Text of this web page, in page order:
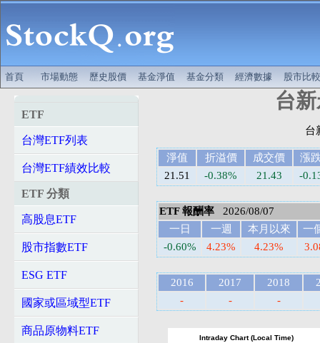
首頁 市場動態 歷史股價 基金淨值 基金分類 經濟數據 股市比較
ETF
台灣ETF列表
台灣ETF績效比較
ETF 分類
高股息ETF
股市指數ETF
ESG ETF
國家或區域型ETF
商品原物料ETF
台
淨值 折溢價 成交價
漲
21.51
-0.38% 21.43 -
ETF 報酬率 2026/08/07
一日
一週 本月以來
一
-0.60%
4.23% 4.23%
2016 2017 2018
-
- -
Intraday Chart (Local Time)